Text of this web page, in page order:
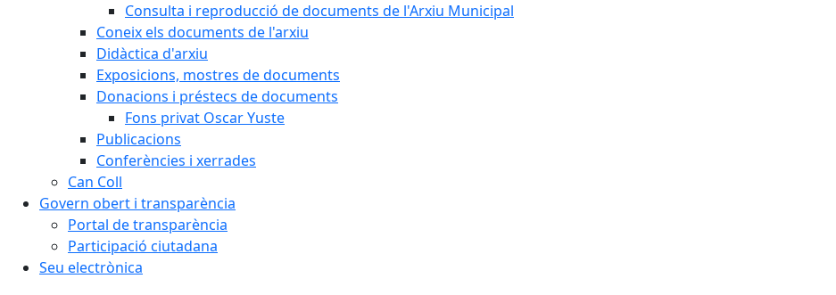
Consulta i reproducció de documents de l'Arxiu Municipal
Coneix els documents de l'arxiu
Didàctica d'arxiu
Exposicions, mostres de documents
Donacions i préstecs de documents
Fons privat Oscar Yuste
Publicacions
Conferències i xerrades
Can Coll
Govern obert i transparència
Portal de transparència
Participació ciutadana
Seu electrònica